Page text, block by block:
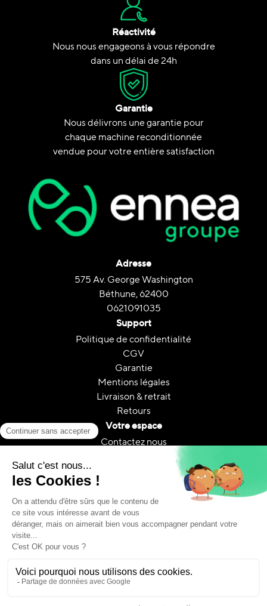
Réactivité
Nous nous engageons à vous répondre
dans un délai de 24h
Garantie
Nous délivrons une garantie pour
chaque machine reconditionnée
vendue pour votre entière satisfaction
Adresse
575 Av. George Washington
Béthune, 62400
0621091035
Support
Politique de confidentialité
CGV
Garantie
Mentions légales
Livraison & retrait
Retours
Votre espace
Contactez nous
A propos
Le reconditionnement
Reconditionnement & CO₂